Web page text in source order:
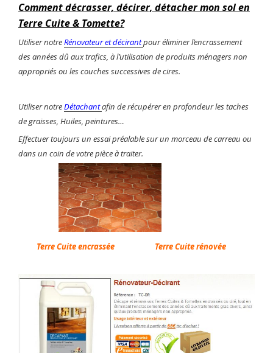
Comment décrasser, décirer, détacher mon sol en
Terre Cuite & Tomette?
Utiliser notreRénovateur et décirantpour éliminer l’encrassement
des années dû aux trafics, à l’utilisation de produits ménagers non
appropriés ou les couches successives de cires.
Utiliser notreDétachantafin de récupérer en profondeur les taches
de graisses, Huiles, peintures…
Effectuer toujours un essai préalable sur un morceau de carreau ou
dans un coin de votre pièce à traiter.
Terre Cuite encrassée Terre Cuite rénovée